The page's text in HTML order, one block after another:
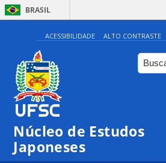
BRASIL
ACESSIBILIDADE ALTO CONTRASTE
Núcleo de Estudos
Japoneses